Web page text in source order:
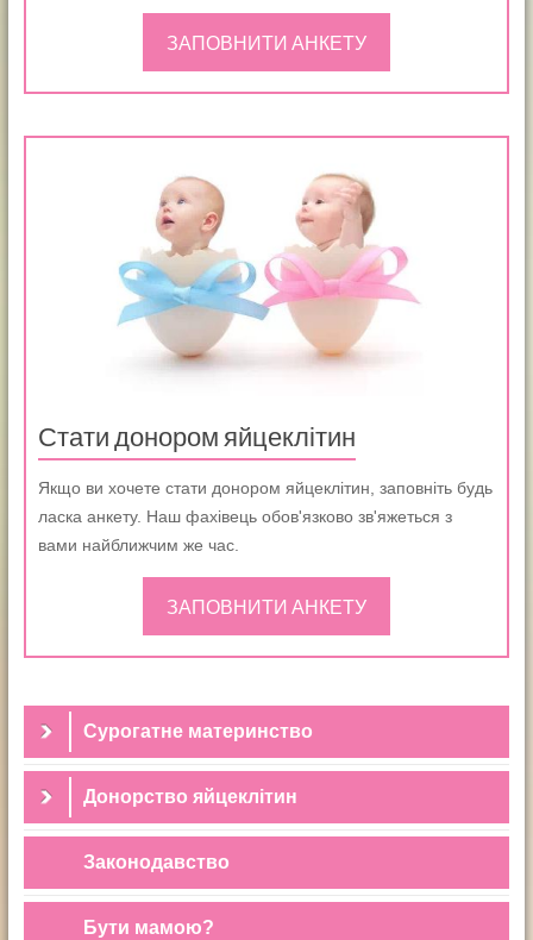
ЗАПОВНИТИ АНКЕТУ
Стати донором яйцеклітин
Якщо ви хочете стати донором яйцеклітин, заповніть будь
ласка анкету. Наш фахівець обов'язково зв'яжеться з
вами найближчим же час.
ЗАПОВНИТИ АНКЕТУ
Сурогатне материнство
Донорство яйцеклітин
Законодавство
Бути мамою?